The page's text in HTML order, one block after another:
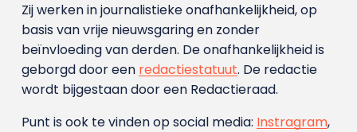
Zij werken in journalistieke onafhankelijkheid, op
basis van vrije nieuwsgaring en zonder
beïnvloeding van derden. De onafhankelijkheid is
geborgd door een redactiestatuut. De redactie
wordt bijgestaan door een Redactieraad.
Punt is ook te vinden op social media: Instragram,